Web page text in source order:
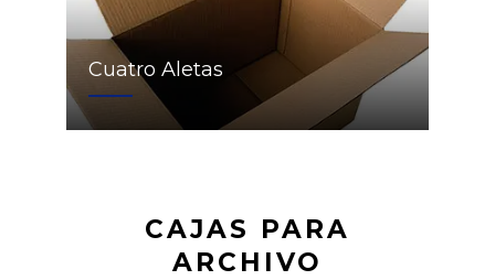
Cuatro Aletas
CAJAS PARA
ARCHIVO